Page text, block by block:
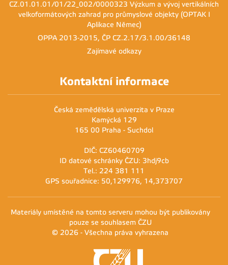
CZ.01.01.01/01/22_002/0000323 Výzkum a vývoj vertikálních
velkoformátových zahrad pro průmyslové objekty (OPTAK I
Aplikace Němec)
OPPA 2013-2015, ČP CZ.2.17/3.1.00/36148
Zajímavé odkazy
Kontaktní informace
Česká zemědělská univerzita v Praze
Kamýcká 129
165 00 Praha - Suchdol
DIČ: CZ60460709
ID datové schránky ČZU: 3hdj9cb
Tel.: 224 381 111
GPS souřadnice: 50,129976, 14,373707
Materiály umístěné na tomto serveru mohou být publikovány
pouze se souhlasem ČZU
© 2026 - Všechna práva vyhrazena